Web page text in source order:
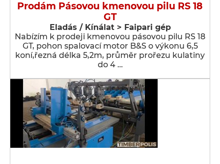
Prodám Pásovou kmenovou pilu RS 18
GT
Eladás / Kínálat > Faipari gép
Nabízím k prodeji kmenovou pásovou pilu RS 18
GT, pohon spalovací motor B&S o výkonu 6,5
koní,řezná délka 5,2m, průměr prořezu kulatiny
do 4 …